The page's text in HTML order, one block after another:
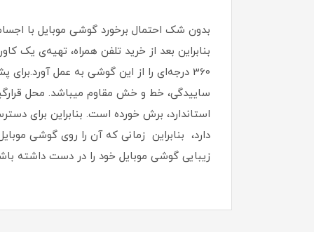
بدون شک احتمال برخورد گوشی موبایل با
بنابراین بعد از خرید تلفن همراه، تهیه‌ی
ساییدگی، خط و خش مقاوم میباشد.‏ محل
استاندارد، برش خورده است‏.‏ بنابراین برای
دارد، بنابراین زمانی که آن را روی گوشی
زیبایی گوشی موبایل خود را در دست داشته